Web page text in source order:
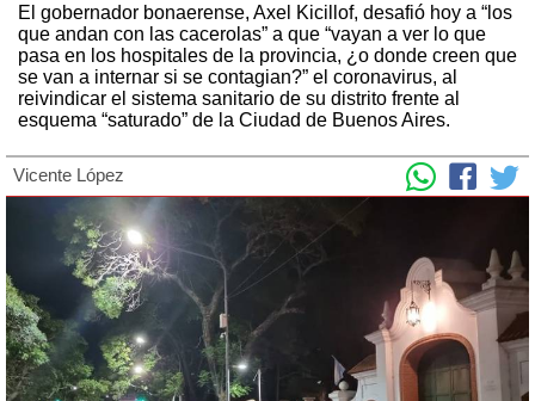
El gobernador bonaerense, Axel Kicillof, desafió hoy a “los
que andan con las cacerolas” a que “vayan a ver lo que
pasa en los hospitales de la provincia, ¿o donde creen que
se van a internar si se contagian?” el coronavirus, al
reivindicar el sistema sanitario de su distrito frente al
esquema “saturado” de la Ciudad de Buenos Aires.
Vicente López